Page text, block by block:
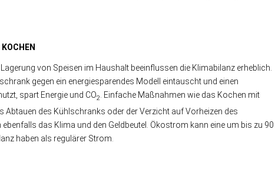
von Speisen im Haushalt beeinflussen die Klimabilanz erheblich.
gegen ein energiesparendes Modell eintauscht und einen
spart Energie und CO2 . Einfache Maßnahmen wie das Kochen mit
Abtauen des Kühlschranks oder der Verzicht auf Vorheizen des
das Klima und den Geldbeutel. Ökostrom kann eine um bis zu 90
haben als regulärer Strom.